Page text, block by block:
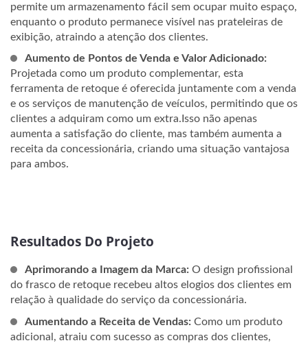
permite um armazenamento fácil sem ocupar muito espaço,
enquanto o produto permanece visível nas prateleiras de
exibição, atraindo a atenção dos clientes.
Aumento de Pontos de Venda e Valor Adicionado:
Projetada como um produto complementar, esta
ferramenta de retoque é oferecida juntamente com a venda
e os serviços de manutenção de veículos, permitindo que os
clientes a adquiram como um extra.Isso não apenas
aumenta a satisfação do cliente, mas também aumenta a
receita da concessionária, criando uma situação vantajosa
para ambos.
Resultados Do Projeto
Aprimorando a Imagem da Marca: O design profissional
do frasco de retoque recebeu altos elogios dos clientes em
relação à qualidade do serviço da concessionária.
Aumentando a Receita de Vendas: Como um produto
adicional, atraiu com sucesso as compras dos clientes,